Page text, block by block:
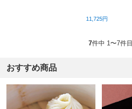
11,725円
7件中 1〜7件目
おすすめ商品